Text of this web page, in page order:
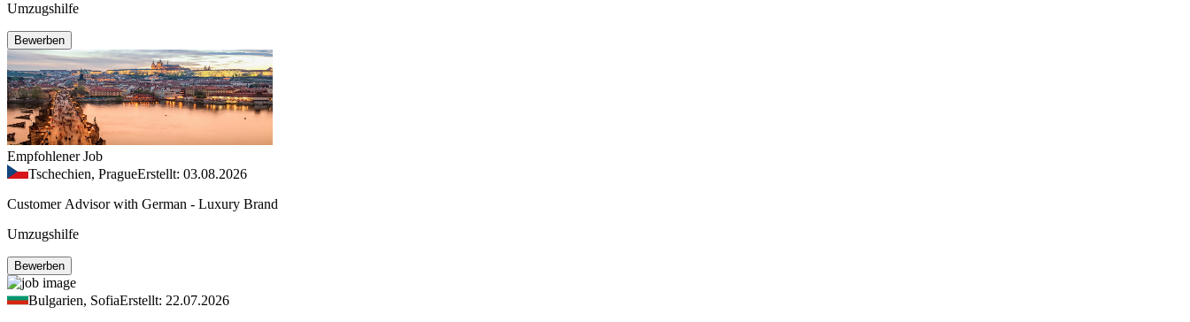
Umzugshilfe
Bewerben
Empfohlener Job
Tschechien, PragueErstellt: 03.08.2026
Customer Advisor with German - Luxury Brand
Umzugshilfe
Bewerben
Bulgarien, SofiaErstellt: 22.07.2026